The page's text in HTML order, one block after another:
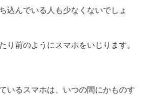
込んでいる人も少なくないでしょ
り前のようにスマホをいじります。
いるスマホは、いつの間にかものす